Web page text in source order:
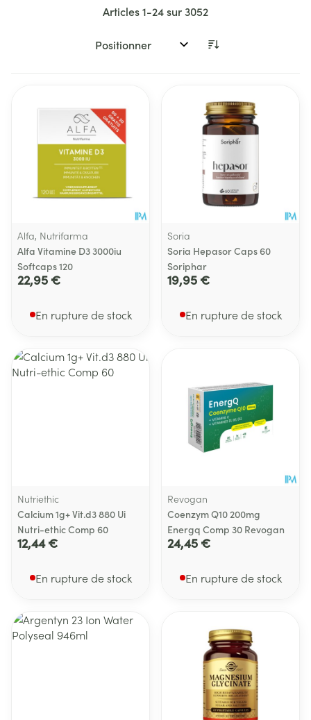
Articles1-24sur3052
Trier par:
Alfa, Nutrifarma
Alfa Vitamine D3 3000iu
Softcaps 120
22,95 €
En rupture de stock
Soria
Soria Hepasor Caps 60
Soriphar
19,95 €
En rupture de stock
Nutriethic
Calcium 1g+ Vit.d3 880 Ui
Nutri-ethic Comp 60
12,44 €
En rupture de stock
Revogan
Coenzym Q10 200mg
Energq Comp 30 Revogan
24,45 €
En rupture de stock